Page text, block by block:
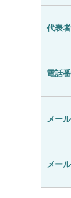
代表
電話
メー
メー